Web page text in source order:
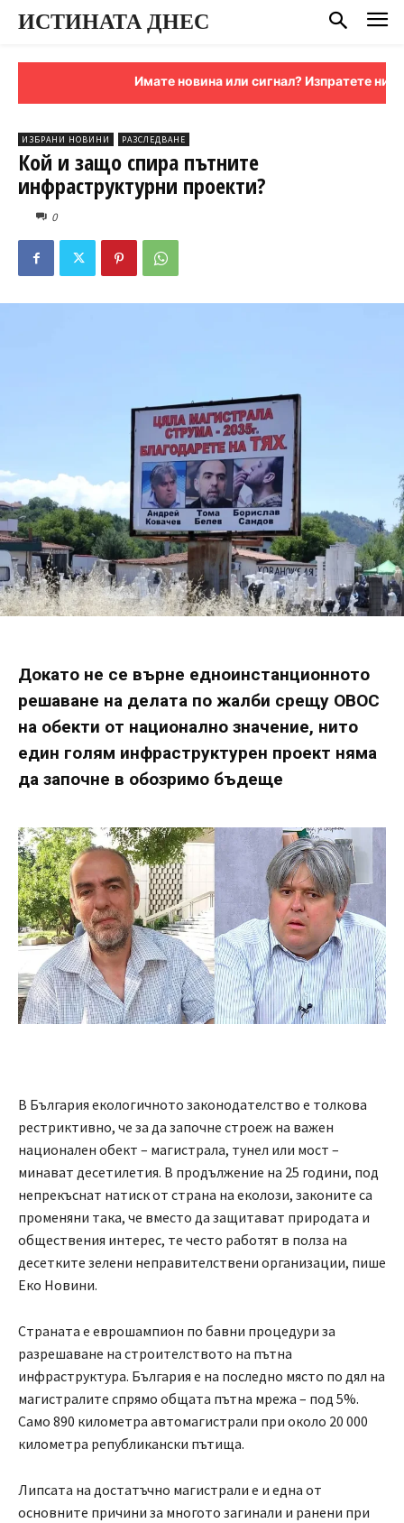
ИСТИНАТА ДНЕС
Имате новина или сигнал? Изпратете ни я на
ИЗБРАНИ НОВИНИ РАЗСЛЕДВАНЕ
Кой и защо спира пътните
инфраструктурни проекти?
0
Докато не се върне едноинстанционното
решаване на делата по жалби срещу ОВОС
на обекти от национално значение, нито
един голям инфраструктурен проект няма
да започне в обозримо бъдеще
В България екологичното законодателство е толкова
рестриктивно, че за да започне строеж на важен
национален обект – магистрала, тунел или мост –
минават десетилетия. В продължение на 25 години, под
непрекъснат натиск от страна на еколози, законите са
променяни така, че вместо да защитават природата и
обществения интерес, те често работят в полза на
десетките зелени неправителствени организации, пише
Еко Новини.
Страната е еврошампион по бавни процедури за
разрешаване на строителството на пътна
инфраструктура. България е на последно място по дял на
магистралите спрямо общата пътна мрежа – под 5%.
Само 890 километра автомагистрали при около 20 000
километра републикански пътища.
Липсата на достатъчно магистрали е и една от
основните причини за многото загинали и ранени при